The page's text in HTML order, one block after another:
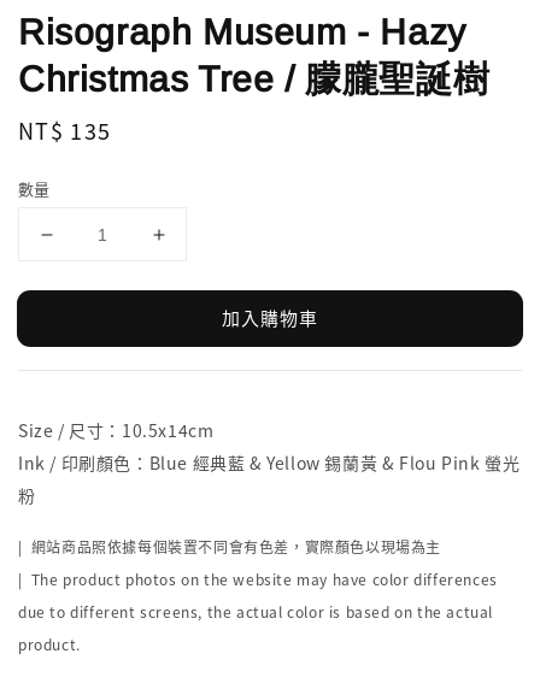
Risograph Museum - Hazy
Christmas Tree / 朦朧聖誕樹
Regular
NT$ 135
數量
加入購物車
Size / 尺寸：10.5x14cm
Ink / 印刷顏色：Blue 經典藍 & Yellow 錫蘭黃 & Flou Pink 螢光
粉
| 網站商品照依據每個裝置不同會有色差，實際顏色以現場為主
| The product photos on the website may have color differences
due to different screens, the actual color is based on the actual
product.